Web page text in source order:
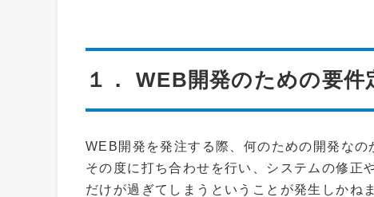
１． WEB開発のための要件
WEB開発を発注する際、何のための開発なの
その度に打ち合わせを行い、システムの修正
だけが過ぎてしまうということが発生しかね